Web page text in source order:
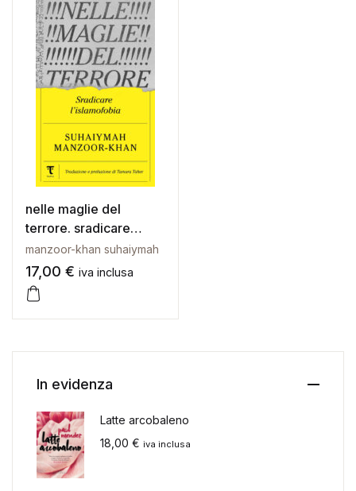
Galleria d’Arte
Contattaci
nelle maglie del
terrore. sradicare
l’islamofobia
manzoor-khan suhaiymah
17,00 € iva inclusa
In evidenza
Latte arcobaleno
18,00 € iva inclusa